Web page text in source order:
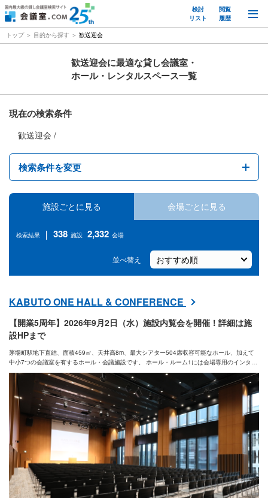
検討
リスト
閲覧
履歴
トップ 目的から探す 歓送迎会
歓送迎会に最適な貸し会議室・
ホール・レンタルスペース一覧
現在の検索条件
歓送迎会
検索条件を変更
エリア
１時間あたりの料金
その他の条件
新着で絞り込む
施設ごとに見る 会場ごとに見る
検索結果 338 施設 2,332 会場
並べ替え
KABUTO ONE HALL & CONFERENCE
【開業5周年】2026年9月2日（水）施設内覧会を開催！詳細は施
設HPまで
茅場町駅地下直結、面積459㎡、天井高8m、最大シアター504席収容可能なホール、加えて
中小7つの会議室を有するホール・会議施設です。 ホール・ルーム1には会場専用のインター
ネット回線(無料)をご用意しており、さらにホールの回線はNUROアクセススタンダード(有
料)をお選びいただくことが可能です。ぜひこの新しくおしゃれな施設のご利用をご検討くだ